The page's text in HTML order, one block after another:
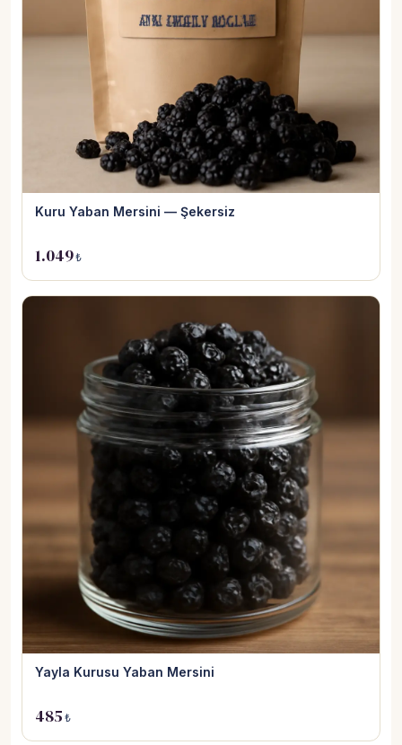
Kuru Yaban Mersini — Şekersiz
1.049₺
Yayla Kurusu Yaban Mersini
485 ₺